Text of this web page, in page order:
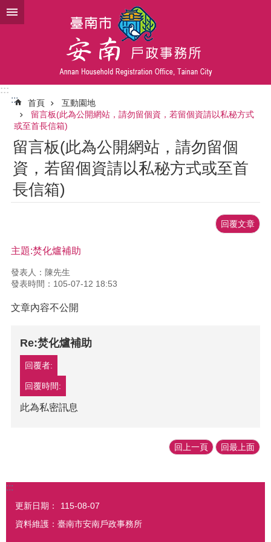
跳到主要內容區塊
:::
:::
首頁
互動園地
留言板(此為公開網站，請勿留個資，若留個資請以私秘方式
或至首長信箱)
留言板(此為公開網站，請勿留個
資，若留個資請以私秘方式或至首
長信箱)
回覆文章
主題:焚化爐補助
發表人：陳先生
發表時間：105-07-12 18:53
文章內容不公開
Re:焚化爐補助
回覆者:
回覆時間:
此為私密訊息
回上一頁 回最上面
:::
更新日期：
115-08-07
資料維護：臺南市安南戶政事務所